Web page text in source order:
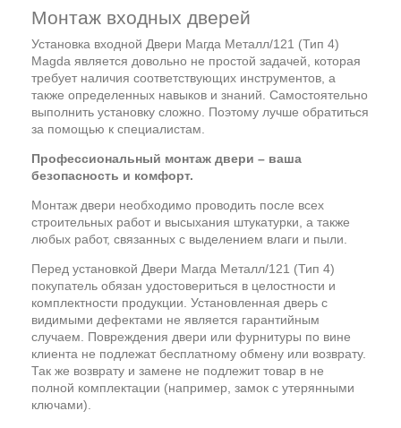
Монтаж входных дверей
Установка входной Двери Магда Металл/121 (Тип 4)
Magda является довольно не простой задачей, которая
требует наличия соответствующих инструментов, а
также определенных навыков и знаний. Самостоятельно
выполнить установку сложно. Поэтому лучше обратиться
за помощью к специалистам.
Профессиональный монтаж двери – ваша
безопасность и комфорт.
Монтаж двери необходимо проводить после всех
строительных работ и высыхания штукатурки, а также
любых работ, связанных с выделением влаги и пыли.
Перед установкой Двери Магда Металл/121 (Тип 4)
покупатель обязан удостовериться в целостности и
комплектности продукции. Установленная дверь с
видимыми дефектами не является гарантийным
случаем. Повреждения двери или фурнитуры по вине
клиента не подлежат бесплатному обмену или возврату.
Так же возврату и замене не подлежит товар в не
полной комплектации (например, замок с утерянными
ключами).